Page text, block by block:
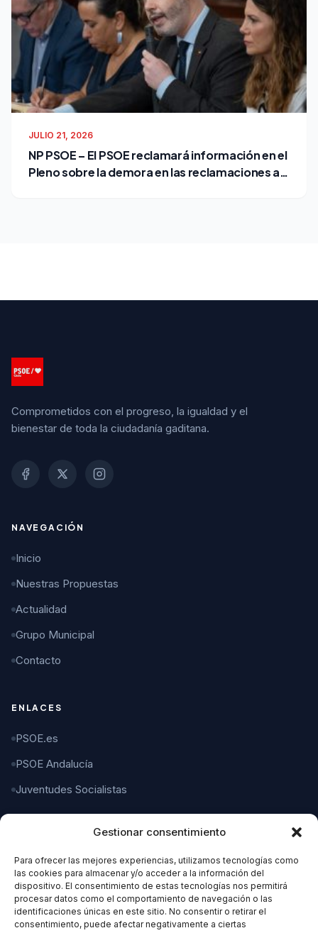
Gestionar consentimiento
Para ofrecer las mejores experiencias, utilizamos tecnologías como
las cookies para almacenar y/o acceder a la información del
dispositivo. El consentimiento de estas tecnologías nos permitirá
procesar datos como el comportamiento de navegación o las
identificaciones únicas en este sitio. No consentir o retirar el
consentimiento, puede afectar negativamente a ciertas
JULIO 21, 2026
NP PSOE – El PSOE reclamará información en el
Pleno sobre la demora en las reclamaciones al
Comprometidos con el progreso, la igualdad y el
bienestar de toda la ciudadanía gaditana.
NAVEGACIÓN
Inicio
Nuestras Propuestas
Actualidad
Grupo Municipal
Contacto
ENLACES
PSOE.es
PSOE Andalucía
Juventudes Socialistas
C/ Gaspar del Pino, 4
11004 Cádiz
956 21 21 21